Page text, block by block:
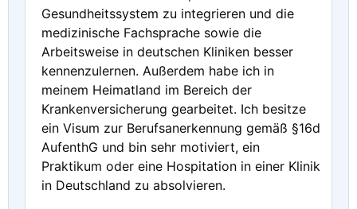
Gesundheitssystem zu integrieren und die
medizinische Fachsprache sowie die
Arbeitsweise in deutschen Kliniken besser
kennenzulernen. Außerdem habe ich in
meinem Heimatland im Bereich der
Krankenversicherung gearbeitet. Ich besitze
ein Visum zur Berufsanerkennung gemäß §16d
AufenthG und bin sehr motiviert, ein
Praktikum oder eine Hospitation in einer Klinik
in Deutschland zu absolvieren.